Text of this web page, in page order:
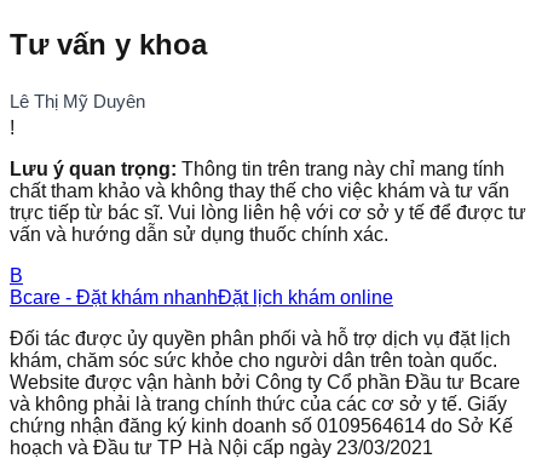
Tư vấn y khoa
Lê Thị Mỹ Duyên
!
Lưu ý quan trọng: Thông tin trên trang này chỉ mang tính
chất tham khảo và không thay thế cho việc khám và tư vấn
trực tiếp từ bác sĩ. Vui lòng liên hệ với cơ sở y tế để được tư
vấn và hướng dẫn sử dụng thuốc chính xác.
B
Bcare - Đặt khám nhanhĐặt lịch khám online
Đối tác được ủy quyền phân phối và hỗ trợ dịch vụ đặt lịch
khám, chăm sóc sức khỏe cho người dân trên toàn quốc.
Website được vận hành bởi Công ty Cổ phần Đầu tư Bcare
và không phải là trang chính thức của các cơ sở y tế. Giấy
chứng nhận đăng ký kinh doanh số 0109564614 do Sở Kế
hoạch và Đầu tư TP Hà Nội cấp ngày 23/03/2021